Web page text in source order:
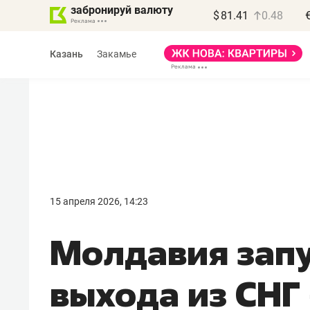
забронируй валюту $ 81.41 0.48
Казань Закамье
15 апреля 2026, 14:23
Молдавия
выхода из СНГ
правил, бизнес может
потерять минимум